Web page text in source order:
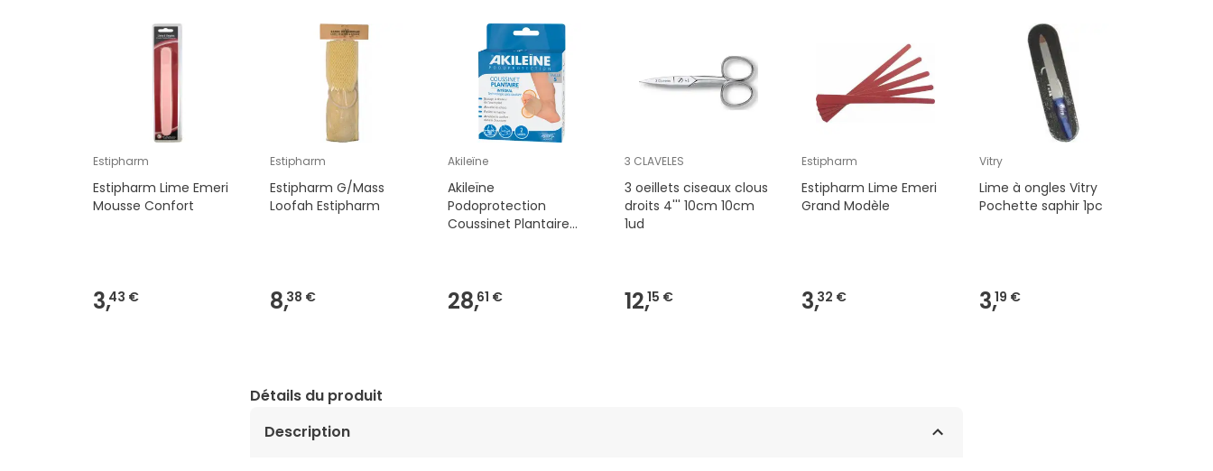
Estipharm
Estipharm Lime Emeri
Mousse Confort
3,43 €
Estipharm
Estipharm G/Mass
Loofah Estipharm
8,38 €
Akileïne
Akileïne
Podoprotection
Coussinet Plantaire
28,61 €
3 CLAVELES
3 oeillets ciseaux clous
droits 4''' 10cm 10cm
1ud
12,15 €
Estipharm
Estipharm Lime Emeri
Grand Modèle
3,32 €
Vitry
Lime à ongles Vitry
Pochette saphir 1pc
3,19 €
Détails du produit
Description